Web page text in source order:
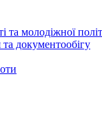
та молодіжної
та документообігу